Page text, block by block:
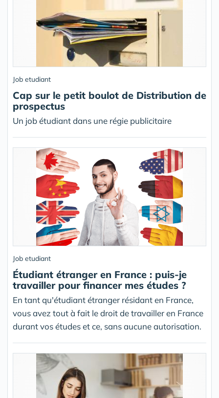
Job etudiant
Cap sur le petit boulot de Distribution de
prospectus
Un job étudiant dans une régie publicitaire
Job etudiant
Étudiant étranger en France : puis-je
travailler pour financer mes études ?
En tant qu'étudiant étranger résidant en France,
vous avez tout à fait le droit de travailler en France
durant vos études et ce, sans aucune autorisation.